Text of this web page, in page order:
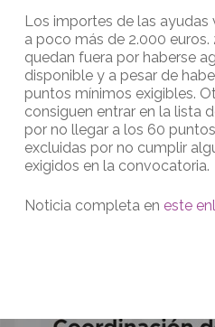
Los importes de las ayudas
a poco más de 2.000
quedan fuera por haberse
disponible y a pesar de
puntos mínimos exigibles.
consiguen entrar en la lista
por no llegar a los 60
excluidas por no cumplir
exigidos en la convocatoria.
Noticia completa en este